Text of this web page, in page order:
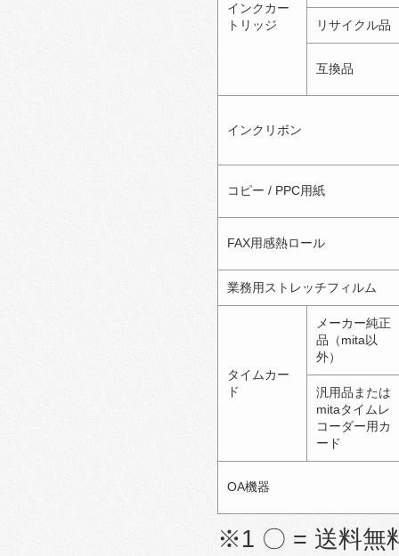
インクカー
トリッジ
リサイクル品
互換品
インクリボン
コピー / PPC用紙
FAX用感熱ロール
業務用ストレッチフィルム
タイムカー
ド
メーカー純正
品（mita以
外）
汎用品または
mitaタイムレ
コーダー用カ
ード
OA機器
※1 〇 = 送料無